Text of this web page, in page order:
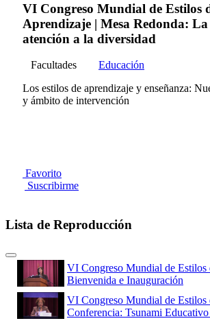
VI Congreso Mundial de Estilos
Aprendizaje | Mesa Redonda:
atención a la diversidad
Facultades
Educación
Los estilos de aprendizaje y enseñanza:
y ámbito de intervención
Favorito
Suscribirme
Lista de Reproducción
VI Congreso Mundial de Estilos
Bienvenida e Inauguración
VI Congreso Mundial de Estilos
Conferencia: Tsunami